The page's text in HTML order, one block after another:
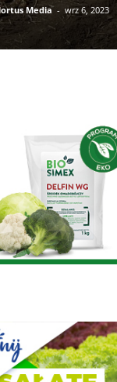
Media - wrz 6, 2023